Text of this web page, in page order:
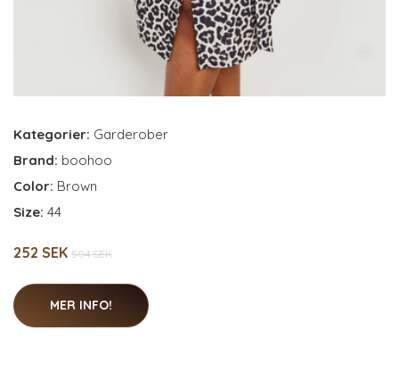
Kategorier: Garderober
Brand: boohoo
Color: Brown
Size: 44
252 SEK 504 SEK
MER INFO!